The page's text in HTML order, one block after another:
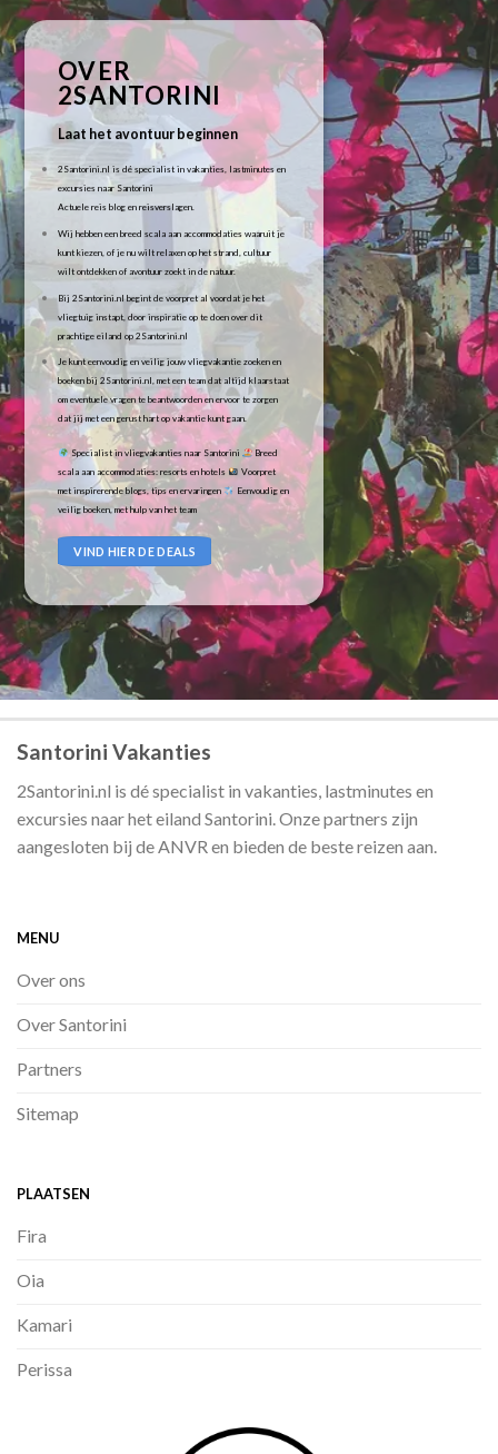
OVER
2SANTORINI
Laat het avontuur beginnen
2Santorini.nl is dé specialist in vakanties, lastminutes en
excursies naar Santorini
Actuele reis blog en reisverslagen.
Wij hebben een breed scala aan accommodaties waaruit je
kunt kiezen, of je nu wilt relaxen op het strand, cultuur
wilt ontdekken of avontuur zoekt in de natuur.
Bij 2Santorini.nl begint de voorpret al voordat je het
vliegtuig instapt, door inspiratie op te doen over dit
prachtige eiland op 2Santorini.nl
Je kunt eenvoudig en veilig jouw vliegvakantie zoeken en
boeken bij 2Santorini.nl, met een team dat altijd klaarstaat
om eventuele vragen te beantwoorden en ervoor te zorgen
dat jij met een gerust hart op vakantie kunt gaan.
Specialist in vliegvakanties naar Santorini
Breed
scala aan accommodaties: resorts en hotels
Voorpret
met inspirerende blogs, tips en ervaringen
Eenvoudig en
veilig boeken, met hulp van het team
VIND HIER DE DEALS
Santorini Vakanties
2Santorini.nl is dé specialist in vakanties, lastminutes en
excursies naar het eiland Santorini. Onze partners zijn
aangesloten bij de ANVR en bieden de beste reizen aan.
MENU
Over ons
Over Santorini
Partners
Sitemap
PLAATSEN
Fira
Oia
Kamari
Perissa